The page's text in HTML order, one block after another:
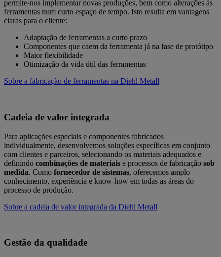
permite-nos implementar novas produções, bem como alterações às
ferramentas num curto espaço de tempo. Isto resulta em vantagens
claras para o cliente:
Adaptação de ferramentas a curto prazo
Componentes que caem da ferramenta já na fase de protótipo
Maior flexibilidade
Otimização da vida útil das ferramentas
Sobre a fabricação de ferramentas na Diehl Metall
Cadeia de valor integrada
Para aplicações especiais e componentes fabricados
individualmente, desenvolvemos soluções específicas em conjunto
com clientes e parceiros, selecionando os materiais adequados e
definindo combinações de materiais e processos de fabricação sob
medida. Como fornecedor de sistemas, oferecemos amplo
conhecimento, experiência e know-how em todas as áreas do
processo de produção.
Sobre a cadeia de valor integrada da Diehl Metall
Gestão da qualidade